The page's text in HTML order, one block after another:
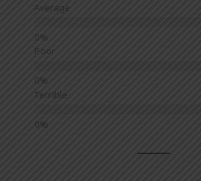
Average
Poor
Terrible